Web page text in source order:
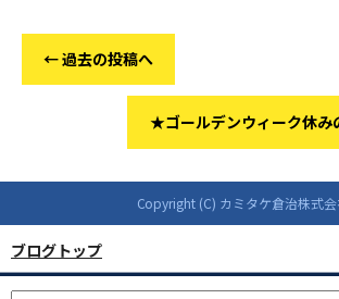
←過去の投稿へ
★ゴールデンウィーク休
Copyright (C) カミタケ倉治株式
ブログトップ